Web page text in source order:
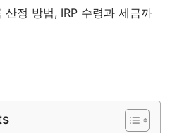
산정 방법, IRP 수령과 세금까